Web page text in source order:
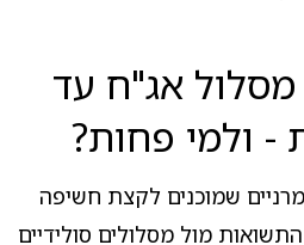
אג"ח עד
שמוכנים לקצת חשיפה
מול מסלולים סולידיים